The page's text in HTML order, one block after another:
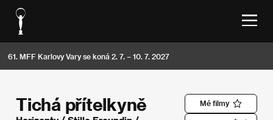
61. MFF Karlovy Vary se koná 2. 7. – 10. 7. 2027
Mé filmy
Tichá přítelkyně